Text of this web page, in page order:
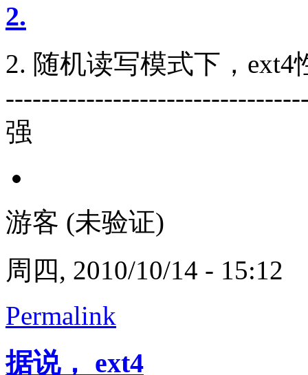
2.
2. 随机读写模式下，
强
游客 (未验证)
周四, 2010/10/14 - 15:12
Permalink
据说， ext4